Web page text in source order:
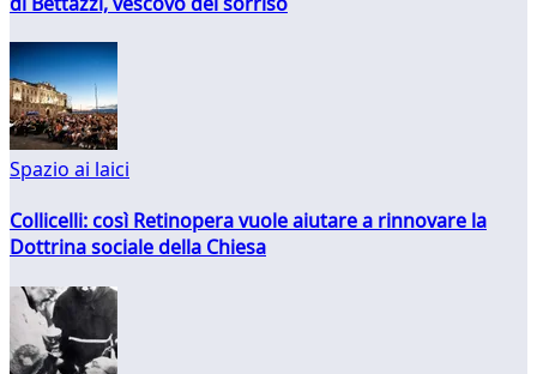
Spazio ai laici
Collicelli: così Retinopera vuole aiutare a rinnovare la
Dottrina sociale della Chiesa